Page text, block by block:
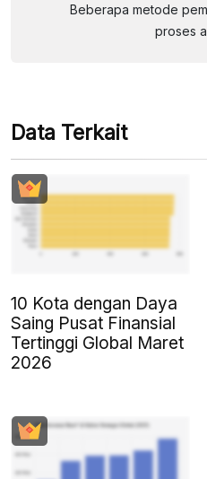
Beberapa metode
proses
Data Terkait
10 Kota dengan Daya
Saing Pusat Finansial
Tertinggi Global Maret
2026